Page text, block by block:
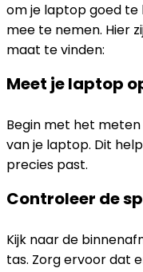
om je laptop goed
mee te nemen. Hier
maat te vinden:
Meet je laptop
Begin met het
van je laptop. Dit
precies past.
Controleer de
Kijk naar de
tas. Zorg ervoor dat